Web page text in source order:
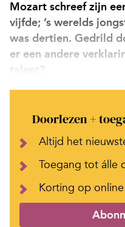
Mozart schreef zijn
vijfde; ’s werelds
was dertien. Gedrild
er een andere
talent?
Doorlezen +
Altijd het
Toegang tot álle
Korting op